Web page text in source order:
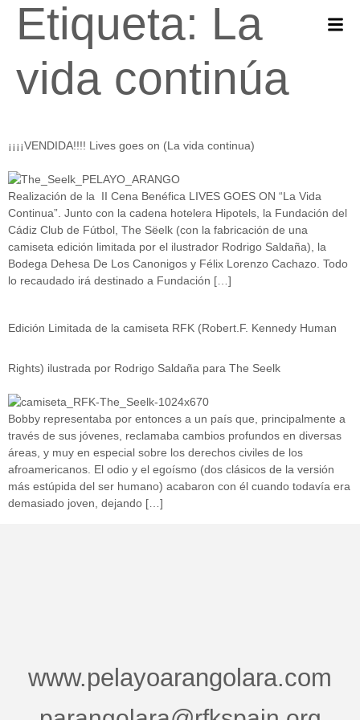
Etiqueta: La
vida continúa
¡¡¡¡VENDIDA!!!! Lives goes on (La vida continua)
Realización de la II Cena Benéfica LIVES GOES ON “La Vida
Continua”. Junto con la cadena hotelera Hipotels, la Fundación del
Cádiz Club de Fútbol, The Sëelk (con la fabricación de una
camiseta edición limitada por el ilustrador Rodrigo Saldaña), la
Bodega Dehesa De Los Canonigos y Félix Lorenzo Cachazo. Todo
lo recaudado irá destinado a Fundación […]
Edición Limitada de la camiseta RFK (Robert.F. Kennedy Human
Rights) ilustrada por Rodrigo Saldaña para The Seelk
Bobby representaba por entonces a un país que, principalmente a
través de sus jóvenes, reclamaba cambios profundos en diversas
áreas, y muy en especial sobre los derechos civiles de los
afroamericanos. El odio y el egoísmo (dos clásicos de la versión
más estúpida del ser humano) acabaron con él cuando todavía era
demasiado joven, dejando […]
www.pelayoarangolara.com